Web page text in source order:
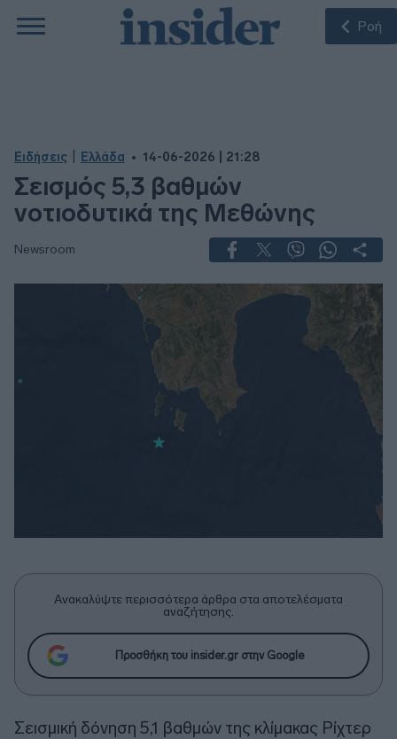
Ροή
Ειδήσεις Ελλάδα 14-06-2026 | 21:28
Σεισμός 5,3 βαθμών
νοτιοδυτικά της Μεθώνης
Newsroom
Ανακαλύψτε περισσότερα άρθρα στα αποτελέσματα
αναζήτησης.
Προσθήκη του insider.gr στην Google
Σεισμική δόνηση 5,1 βαθμών της κλίμακας Ρίχτερ